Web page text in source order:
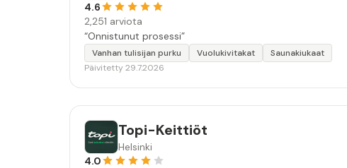
4.6
2,251 arviota
“Onnistunut prosessi”
Vanhan tulisijan purku Vuolukivitakat
Saunakiukaat
Päivitetty 29.7.2026
Topi-Keittiöt
Helsinki
4.0